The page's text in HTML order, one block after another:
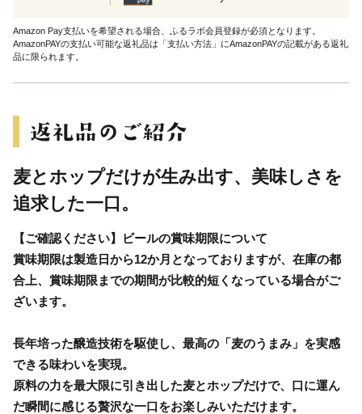
Amazon Pay支払いを希望される場合、ふるラボ会員登録が必須となります。
AmazonPAYの支払い可能な返礼品は「支払い方法」にAmazonPAYの記載がある返礼
品に限られます。
麦とホップだけが生み出す、美味しさを
追求した一口。
【ご確認ください】ビールの賞味期限について
賞味期限は製造日から12か月となっておりますが、在庫の都
合上、賞味期限までの期間が比較的短くなっている場合がご
ざいます。
長年培った醸造技術を駆使し、最高の「麦のうまみ」を実感
できる味わいを実現。
原料の力を最大限に引き出した麦とホップだけで、口に運ん
だ瞬間に感じる贅沢な一口をお楽しみいただけます。